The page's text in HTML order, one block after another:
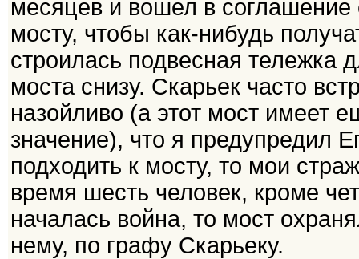
месяцев и вошел в
мосту, чтобы как-нибудь
строилась подвесная тележка
моста снизу. Скарьек часто
назойливо (а этот мост имеет
значение), что я предупредил
подходить к мосту, то мои
время шесть человек, кроме
началась война, то мост
нему, по графу Скарьеку.